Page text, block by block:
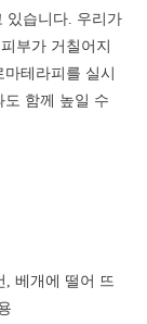
있습니다. 우리가
부가 거칠어지
테라피를 실시
함께 높일 수
, 베개에 떨어 뜨